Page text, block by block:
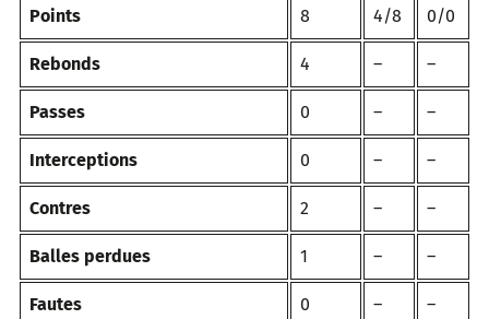
Points 8 4/8 0/0
Rebonds 4 – –
Passes 0 – –
Interceptions 0 – –
Contres 2 – –
Balles perdues 1 – –
Fautes 0 – –